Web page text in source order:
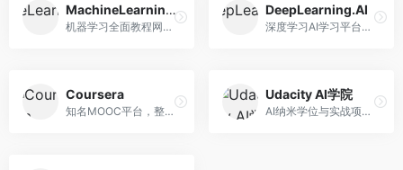
MachineLearningMastery
机器学习全面教程网站，专注于实用技能教学。面向开发者，提供机器学习算法、Python实现、项目实战等教程，实用性强。
DeepLearning.AI
深度学习AI学习平台，由吴恩达创立。面向AI学习者，提供深度学习专项课程、AI新闻、技术社区等资源，课程质量权威。
Coursera
知名MOOC平台，整合全球顶尖大学课程资源。面向学习者，提供AI、机器学习、深度学习等课程，证书认可度高，课程质量专业。
Udacity AI学院
AI纳米学位与实战项目平台，专注于职业导向学习。面向AI从业者，提供机器学习、深度学习、计算机视觉等纳米学位，项目实战性强。